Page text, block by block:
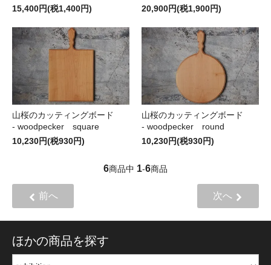
15,400円(税1,400円)
20,900円(税1,900円)
山桜のカッティングボード
- woodpecker square
10,230円(税930円)
山桜のカッティングボード
- woodpecker round
10,230円(税930円)
6商品中 1-6商品
前へ 次へ
ほかの商品を探す